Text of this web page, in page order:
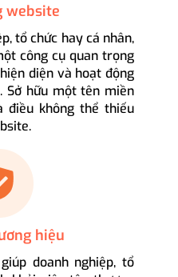
website
tổ chức hay cá nhân,
công cụ quan trọng
diện và hoạt động
Sở hữu một tên miền
điều không thể thiếu
hiệu
doanh nghiệp, tổ